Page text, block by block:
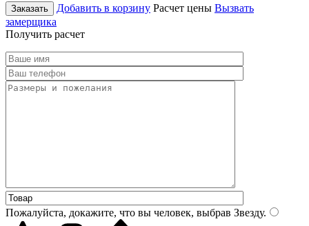
Заказать Добавить в корзину Расчет цены Вызвать
замерщика
Получить расчет
Пожалуйста, докажите, что вы человек, выбрав Звезду.